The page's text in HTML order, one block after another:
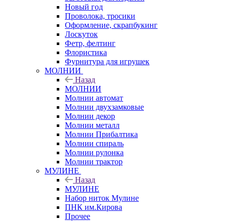
Новый год
Проволока, тросики
Оформление, скрапбукинг
Лоскуток
Фетр, фелтинг
Флористика
Фурнитура для игрушек
МОЛНИИ
Назад
МОЛНИИ
Молнии автомат
Молнии двухзамковые
Молнии декор
Молнии металл
Молнии Прибалтика
Молнии спираль
Молнии рулонка
Молнии трактор
МУЛИНЕ
Назад
МУЛИНЕ
Набор ниток Мулине
ПНК им.Кирова
Прочее